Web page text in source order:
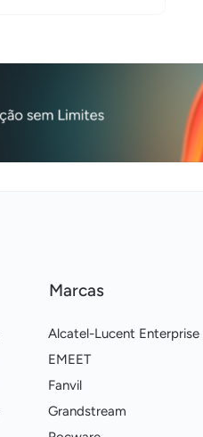
Marcas
Alcatel-Lucent Enterprise
EMEET
Fanvil
Grandstream